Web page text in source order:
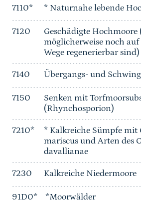
7110* * Naturnahe lebende
7120
Geschädigte Hochmoore
möglicherweise noch
Wege regenerierbar sind)
7140 Übergangs- und
7150
Senken mit
(Rhynchosporion)
7210*
* Kalkreiche Sümpfe mit
mariscus und Arten des
davallianae
7230 Kalkreiche Niedermoore
91D0* *Moorwälder